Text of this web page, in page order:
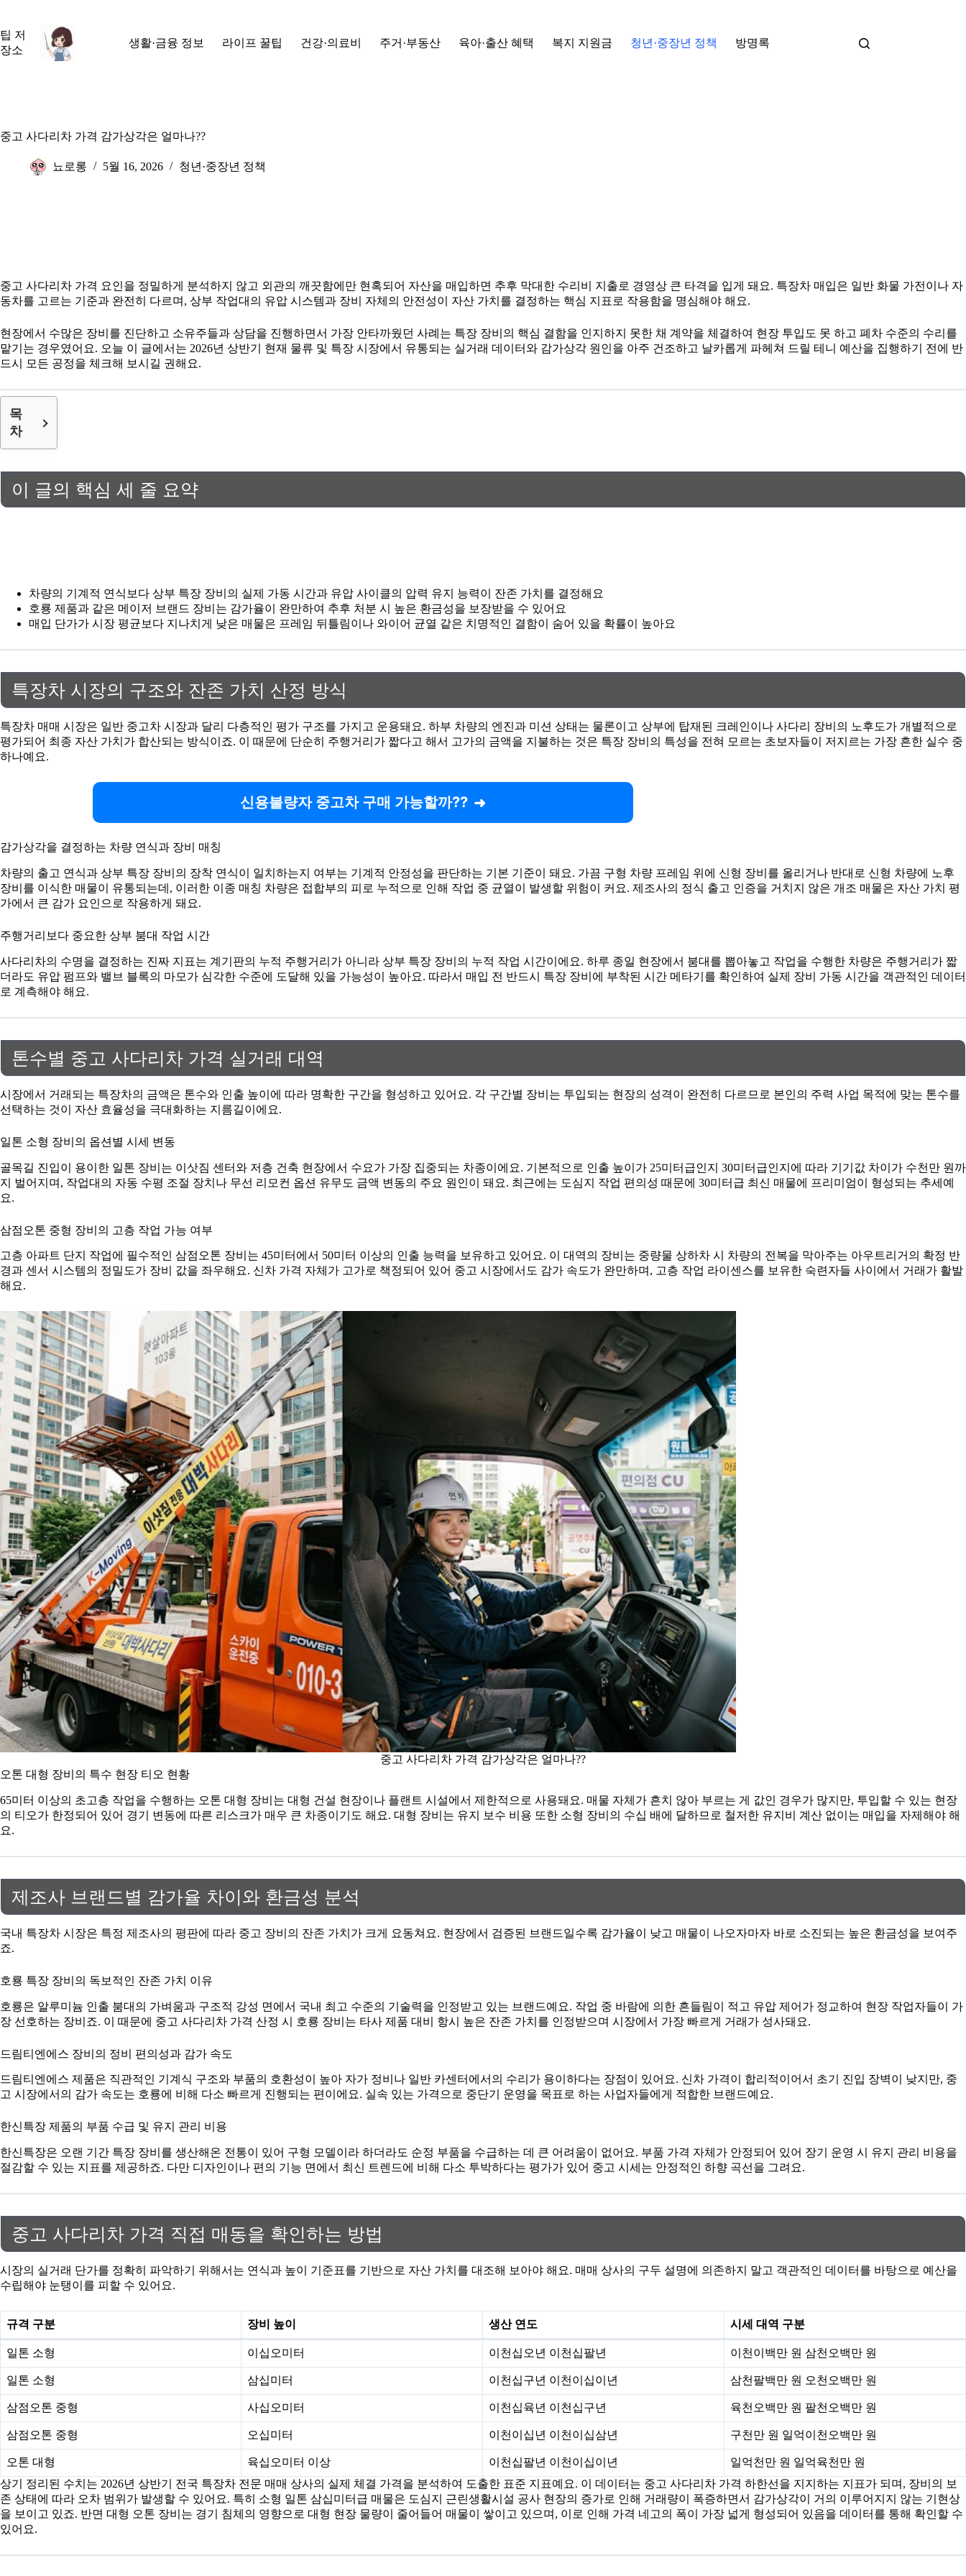
으
로
팁 저
장소
생활·금융 정보 라이프 꿀팁 건강·의료비 주거·부동산 육아·출산 혜택 복지 지원금 청년·중장년 정책 방명록
중고 사다리차 가격 감가상각은 얼마나??
뇨로롱 5월 16, 2026 청년·중장년 정책
중고 사다리차 가격 요인을 정밀하게 분석하지 않고 외관의 깨끗함에만 현혹되어 자산을 매입하면 추후 막대한 수리비 지출로 경영상 큰 타격을 입게 돼요. 특장차 매입은 일반 화물 가전이나 자
동차를 고르는 기준과 완전히 다르며, 상부 작업대의 유압 시스템과 장비 자체의 안전성이 자산 가치를 결정하는 핵심 지표로 작용함을 명심해야 해요.
현장에서 수많은 장비를 진단하고 소유주들과 상담을 진행하면서 가장 안타까웠던 사례는 특장 장비의 핵심 결함을 인지하지 못한 채 계약을 체결하여 현장 투입도 못 하고 폐차 수준의 수리를
맡기는 경우였어요. 오늘 이 글에서는 2026년 상반기 현재 물류 및 특장 시장에서 유통되는 실거래 데이터와 감가상각 원인을 아주 건조하고 날카롭게 파헤쳐 드릴 테니 예산을 집행하기 전에 반
드시 모든 공정을 체크해 보시길 권해요.
목
차
이 글의 핵심 세 줄 요약
차량의 기계적 연식보다 상부 특장 장비의 실제 가동 시간과 유압 사이클의 압력 유지 능력이 잔존 가치를 결정해요
호룡 제품과 같은 메이저 브랜드 장비는 감가율이 완만하여 추후 처분 시 높은 환금성을 보장받을 수 있어요
매입 단가가 시장 평균보다 지나치게 낮은 매물은 프레임 뒤틀림이나 와이어 균열 같은 치명적인 결함이 숨어 있을 확률이 높아요
특장차 시장의 구조와 잔존 가치 산정 방식
특장차 매매 시장은 일반 중고차 시장과 달리 다층적인 평가 구조를 가지고 운용돼요. 하부 차량의 엔진과 미션 상태는 물론이고 상부에 탑재된 크레인이나 사다리 장비의 노후도가 개별적으로
평가되어 최종 자산 가치가 합산되는 방식이죠. 이 때문에 단순히 주행거리가 짧다고 해서 고가의 금액을 지불하는 것은 특장 장비의 특성을 전혀 모르는 초보자들이 저지르는 가장 흔한 실수 중
하나예요.
신용불량자 중고차 구매 가능할까??
감가상각을 결정하는 차량 연식과 장비 매칭
차량의 출고 연식과 상부 특장 장비의 장착 연식이 일치하는지 여부는 기계적 안정성을 판단하는 기본 기준이 돼요. 가끔 구형 차량 프레임 위에 신형 장비를 올리거나 반대로 신형 차량에 노후
장비를 이식한 매물이 유통되는데, 이러한 이종 매칭 차량은 접합부의 피로 누적으로 인해 작업 중 균열이 발생할 위험이 커요. 제조사의 정식 출고 인증을 거치지 않은 개조 매물은 자산 가치 평
가에서 큰 감가 요인으로 작용하게 돼요.
주행거리보다 중요한 상부 붐대 작업 시간
사다리차의 수명을 결정하는 진짜 지표는 계기판의 누적 주행거리가 아니라 상부 특장 장비의 누적 작업 시간이에요. 하루 종일 현장에서 붐대를 뽑아놓고 작업을 수행한 차량은 주행거리가 짧
더라도 유압 펌프와 밸브 블록의 마모가 심각한 수준에 도달해 있을 가능성이 높아요. 따라서 매입 전 반드시 특장 장비에 부착된 시간 메타기를 확인하여 실제 장비 가동 시간을 객관적인 데이터
로 계측해야 해요.
톤수별 중고 사다리차 가격 실거래 대역
시장에서 거래되는 특장차의 금액은 톤수와 인출 높이에 따라 명확한 구간을 형성하고 있어요. 각 구간별 장비는 투입되는 현장의 성격이 완전히 다르므로 본인의 주력 사업 목적에 맞는 톤수를
선택하는 것이 자산 효율성을 극대화하는 지름길이에요.
일톤 소형 장비의 옵션별 시세 변동
골목길 진입이 용이한 일톤 장비는 이삿짐 센터와 저층 건축 현장에서 수요가 가장 집중되는 차종이에요. 기본적으로 인출 높이가 25미터급인지 30미터급인지에 따라 기기값 차이가 수천만 원까
지 벌어지며, 작업대의 자동 수평 조절 장치나 무선 리모컨 옵션 유무도 금액 변동의 주요 원인이 돼요. 최근에는 도심지 작업 편의성 때문에 30미터급 최신 매물에 프리미엄이 형성되는 추세예
요.
삼점오톤 중형 장비의 고층 작업 가능 여부
고층 아파트 단지 작업에 필수적인 삼점오톤 장비는 45미터에서 50미터 이상의 인출 능력을 보유하고 있어요. 이 대역의 장비는 중량물 상하차 시 차량의 전복을 막아주는 아우트리거의 확정 반
경과 센서 시스템의 정밀도가 장비 값을 좌우해요. 신차 가격 자체가 고가로 책정되어 있어 중고 시장에서도 감가 속도가 완만하며, 고층 작업 라이센스를 보유한 숙련자들 사이에서 거래가 활발
해요.
중고 사다리차 가격 감가상각은 얼마나??
오톤 대형 장비의 특수 현장 티오 현황
65미터 이상의 초고층 작업을 수행하는 오톤 대형 장비는 대형 건설 현장이나 플랜트 시설에서 제한적으로 사용돼요. 매물 자체가 흔치 않아 부르는 게 값인 경우가 많지만, 투입할 수 있는 현장
의 티오가 한정되어 있어 경기 변동에 따른 리스크가 매우 큰 차종이기도 해요. 대형 장비는 유지 보수 비용 또한 소형 장비의 수십 배에 달하므로 철저한 유지비 계산 없이는 매입을 자제해야 해
요.
제조사 브랜드별 감가율 차이와 환금성 분석
국내 특장차 시장은 특정 제조사의 평판에 따라 중고 장비의 잔존 가치가 크게 요동쳐요. 현장에서 검증된 브랜드일수록 감가율이 낮고 매물이 나오자마자 바로 소진되는 높은 환금성을 보여주
죠.
호룡 특장 장비의 독보적인 잔존 가치 이유
호룡은 알루미늄 인출 붐대의 가벼움과 구조적 강성 면에서 국내 최고 수준의 기술력을 인정받고 있는 브랜드예요. 작업 중 바람에 의한 흔들림이 적고 유압 제어가 정교하여 현장 작업자들이 가
장 선호하는 장비죠. 이 때문에 중고 사다리차 가격 산정 시 호룡 장비는 타사 제품 대비 항시 높은 잔존 가치를 인정받으며 시장에서 가장 빠르게 거래가 성사돼요.
드림티엔에스 장비의 정비 편의성과 감가 속도
드림티엔에스 제품은 직관적인 기계식 구조와 부품의 호환성이 높아 자가 정비나 일반 카센터에서의 수리가 용이하다는 장점이 있어요. 신차 가격이 합리적이어서 초기 진입 장벽이 낮지만, 중
고 시장에서의 감가 속도는 호룡에 비해 다소 빠르게 진행되는 편이에요. 실속 있는 가격으로 중단기 운영을 목표로 하는 사업자들에게 적합한 브랜드예요.
한신특장 제품의 부품 수급 및 유지 관리 비용
한신특장은 오랜 기간 특장 장비를 생산해온 전통이 있어 구형 모델이라 하더라도 순정 부품을 수급하는 데 큰 어려움이 없어요. 부품 가격 자체가 안정되어 있어 장기 운영 시 유지 관리 비용을
절감할 수 있는 지표를 제공하죠. 다만 디자인이나 편의 기능 면에서 최신 트렌드에 비해 다소 투박하다는 평가가 있어 중고 시세는 안정적인 하향 곡선을 그려요.
중고 사다리차 가격 직접 매동을 확인하는 방법
시장의 실거래 단가를 정확히 파악하기 위해서는 연식과 높이 기준표를 기반으로 자산 가치를 대조해 보아야 해요. 매매 상사의 구두 설명에 의존하지 말고 객관적인 데이터를 바탕으로 예산을
수립해야 눈탱이를 피할 수 있어요.
규격 구분 장비 높이 생산 연도 시세 대역 구분
일톤 소형 이십오미터 이천십오년 이천십팔년 이천이백만 원 삼천오백만 원
일톤 소형 삼십미터 이천십구년 이천이십이년 삼천팔백만 원 오천오백만 원
삼점오톤 중형 사십오미터 이천십육년 이천십구년 육천오백만 원 팔천오백만 원
삼점오톤 중형 오십미터 이천이십년 이천이십삼년 구천만 원 일억이천오백만 원
오톤 대형 육십오미터 이상 이천십팔년 이천이십이년
일억천만 원 일억육천만 원
상기 정리된 수치는 2026년 상반기 전국 특장차 전문 매매 상사의 실제 체결 가격을 분석하여 도출한 표준 지표예요. 이 데이터는 중고 사다리차 가격 하한선을 지지하는 지표가 되며, 장비의 보
존 상태에 따라 오차 범위가 발생할 수 있어요. 특히 소형 일톤 삼십미터급 매물은 도심지 근린생활시설 공사 현장의 증가로 인해 거래량이 폭증하면서 감가상각이 거의 이루어지지 않는 기현상
을 보이고 있죠. 반면 대형 오톤 장비는 경기 침체의 영향으로 대형 현장 물량이 줄어들어 매물이 쌓이고 있으며, 이로 인해 가격 네고의 폭이 가장 넓게 형성되어 있음을 데이터를 통해 확인할 수
있어요.